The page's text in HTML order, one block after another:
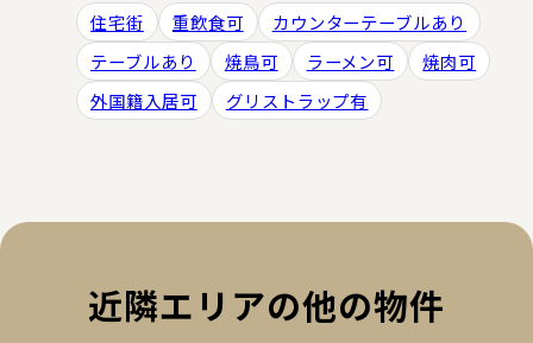
住宅街 重飲食可
カウンターテーブルあり
テーブルあり
焼鳥可 ラーメン可
焼肉可
外国籍入居可
グリストラップ有
近隣エリアの他の物件